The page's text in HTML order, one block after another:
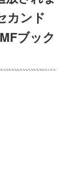
カンド
ブック